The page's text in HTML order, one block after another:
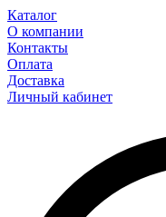
Каталог
О компании
Контакты
Оплата
Доставка
Личный кабинет